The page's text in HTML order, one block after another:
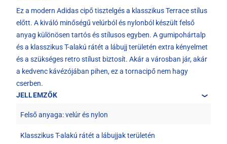
Ez a modern Adidas cipő tisztelgés a klasszikus Terrace stílus
előtt. A kiváló minőségű velúrból és nylonból készült felső
anyag különösen tartós és stílusos egyben. A gumipohártalp
és a klasszikus T-alakú rátét a lábujj területén extra kényelmet
és a szükséges retro stílust biztosít. Akár a városban jár, akár
a kedvenc kávézójában pihen, ez a tornacipő nem hagy
cserben.
JELLEMZŐK
Felső anyaga: velúr és nylon
Klasszikus T-alakú rátét a lábujjak területén